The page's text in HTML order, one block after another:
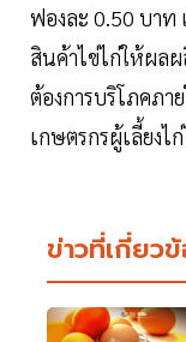
ฟองละ 0.50 บาท
สินค้าไข่ไก่ให้ผล
ต้องการบริโภคภา
เกษตรกรผู้เลี้ยงไ
ข่าวที่เกี่ยว